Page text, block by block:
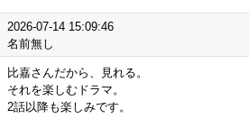
2026-07-14 15:09:46
名前無し
比嘉さんだから、見れる。
それを楽しむドラマ。
2話以降も楽しみです。